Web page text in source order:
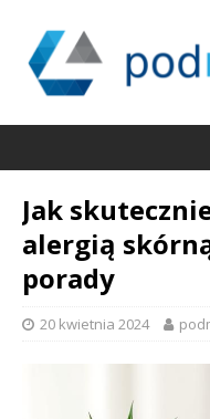
Jak
alergią
porady
20 kwietnia 2024